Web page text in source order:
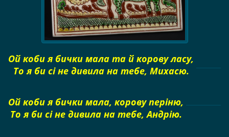
Ой коби я бички мала та й корову ласу,
То я би сі не дивила на тебе, Михасю.
Ой коби я бички мала, корову періню,
То я би сі не дивила на тебе, Андрію.